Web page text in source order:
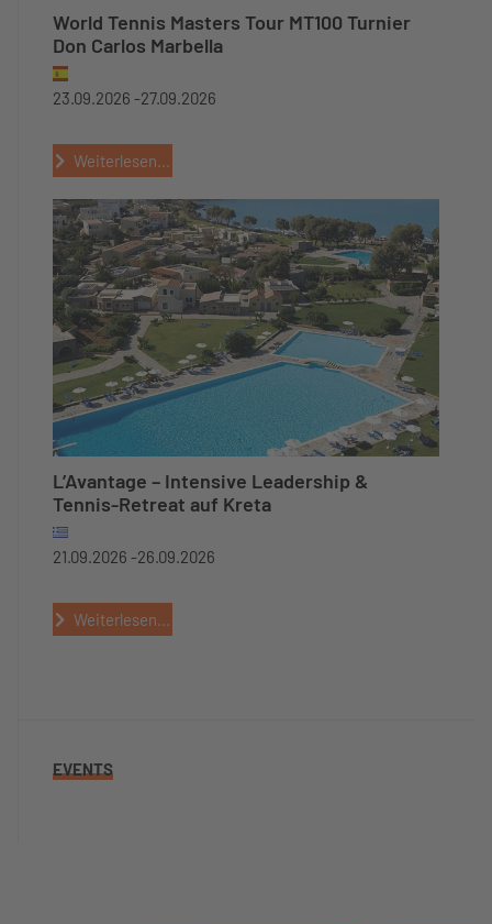
World Tennis Masters Tour MT100 Turnier
Don Carlos Marbella
23.09.2026 -27.09.2026
Weiterlesen...
L’Avantage – Intensive Leadership &
Tennis-Retreat auf Kreta
21.09.2026 -26.09.2026
Weiterlesen...
EVENTS